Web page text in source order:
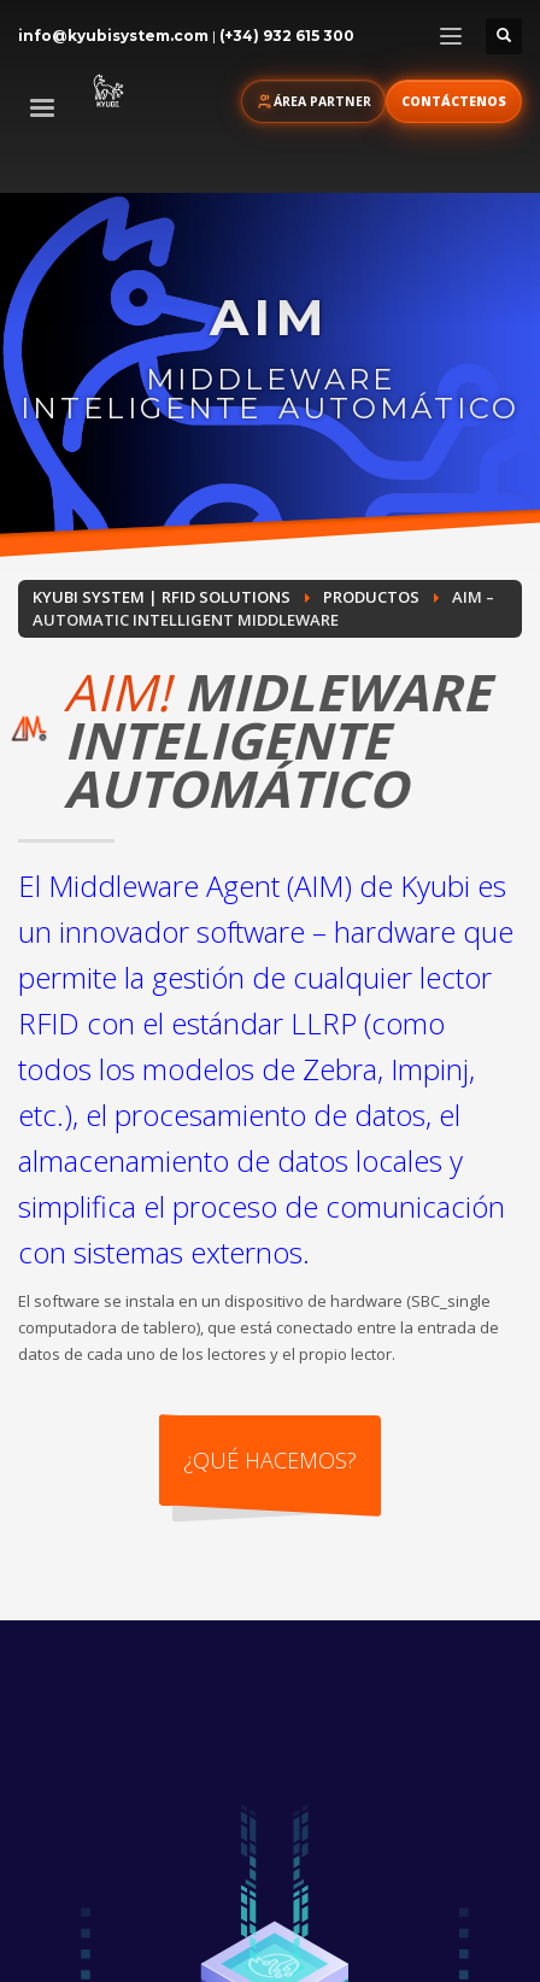
info@kyubisystem.com | (+34) 932 615 300
ÁREA PARTNER CONTÁCTENOS
AIM
MIDDLEWARE
INTELIGENTE AUTOMÁTICO
KYUBI SYSTEM | RFID SOLUTIONS PRODUCTOS
AIM –
AUTOMATIC INTELLIGENT MIDDLEWARE
AIM! MIDLEWARE
INTELIGENTE
AUTOMÁTICO
El Middleware Agent (AIM) de Kyubi es
un innovador software – hardware que
permite la gestión de cualquier lector
RFID con el estándar LLRP (como
todos los modelos de Zebra, Impinj,
etc.), el procesamiento de datos, el
almacenamiento de datos locales y
simplifica el proceso de comunicación
con sistemas externos.
El software se instala en un dispositivo de hardware (SBC_single
computadora de tablero), que está conectado entre la entrada de
datos de cada uno de los lectores y el propio lector.
¿QUÉ HACEMOS?